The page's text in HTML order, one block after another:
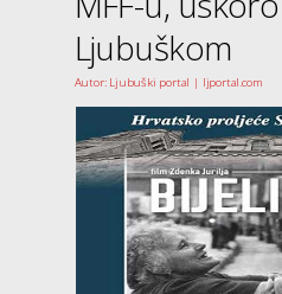
Ljubuškom
Autor: Ljubuški portal | ljportal.com